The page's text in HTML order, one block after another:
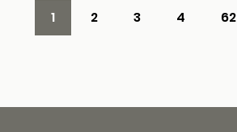
1 2 3 4 62